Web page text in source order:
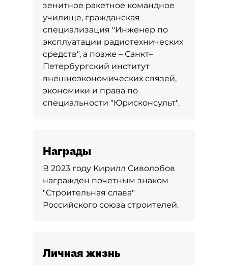
зенитное ракетное командное
училище, гражданская
специализация "Инженер по
эксплуатации радиотехнических
средств", а позже – Санкт–
Петербургский институт
внешнеэкономических связей,
экономики и права по
специальности "Юрисконсульт".
Награды
В 2023 году Кирилл Сиволобов
награжден почетным знаком
"Строительная слава"
Российского союза строителей.
Личная жизнь